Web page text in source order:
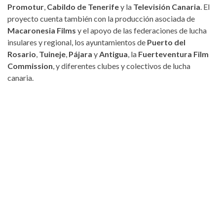
Promotur, Cabildo de Tenerifey la Televisión Canaria. El
proyecto cuenta también con la producción asociada de
Macaronesia Films y el apoyo de las federaciones de lucha
insulares y regional, los ayuntamientos de Puerto del
Rosario, Tuineje, Pájara yAntigua, la Fuerteventura Film
Commission, y diferentes clubes y colectivos de lucha
canaria.